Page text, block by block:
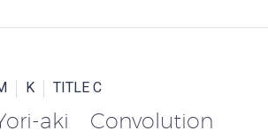
K TITLE C
aki Convolution